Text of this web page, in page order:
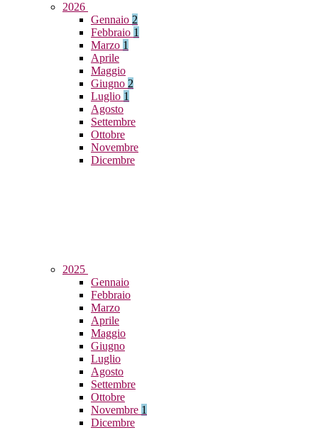
2026
Gennaio 2
Febbraio 1
Marzo 1
Aprile
Maggio
Giugno 2
Luglio 1
Agosto
Settembre
Ottobre
Novembre
Dicembre
2025
Gennaio
Febbraio
Marzo
Aprile
Maggio
Giugno
Luglio
Agosto
Settembre
Ottobre
Novembre 1
Dicembre